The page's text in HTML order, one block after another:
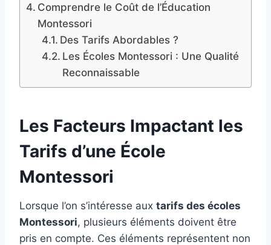
Comprendre le Coût de l’Éducation
Montessori
Des Tarifs Abordables ?
Les Écoles Montessori : Une Qualité
Reconnaissable
Les Facteurs Impactant les
Tarifs d’une École
Montessori
Lorsque l’on s’intéresse aux tarifs des écoles
Montessori, plusieurs éléments doivent être
pris en compte. Ces éléments représentent non